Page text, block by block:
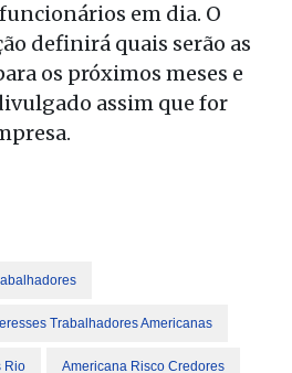
em dia. O
definirá quais serão as
os próximos meses e
assim que for
Trabalhadores Americanas
Rio Americana Risco Credores